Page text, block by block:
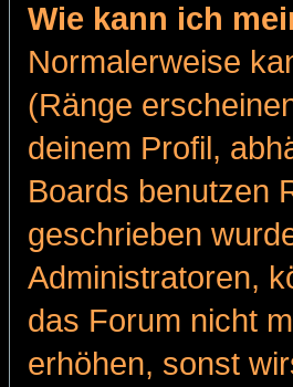
Wie kann ich
Normalerweise
(Ränge
deinem Profil,
Boards benutzen
geschrieben
Administratoren,
das Forum nicht
erhöhen, sonst